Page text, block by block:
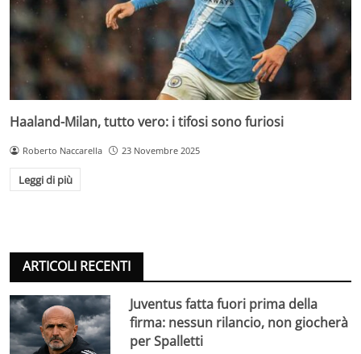
Haaland-Milan, tutto vero: i tifosi sono furiosi
Roberto Naccarella 23 Novembre 2025
Leggi di più
ARTICOLI RECENTI
Juventus fatta fuori prima della
firma: nessun rilancio, non giocherà
per Spalletti